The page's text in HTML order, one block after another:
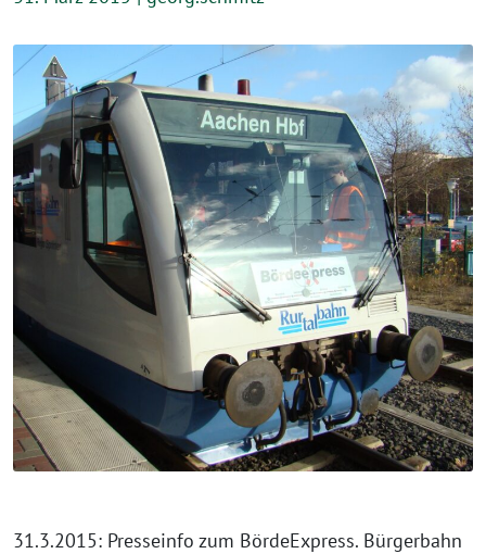
31.3.2015: Presseinfo zum BördeExpress. Bürgerbahn